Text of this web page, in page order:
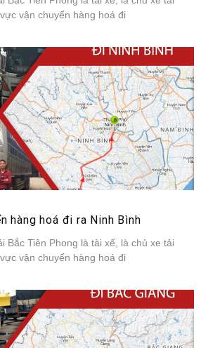
vận chuyển hàng hoá đi
hàng hoá đi ra Ninh Bình
Bắc Tiên Phong là tài xế, là chủ xe tải
vận chuyển hàng hoá đi